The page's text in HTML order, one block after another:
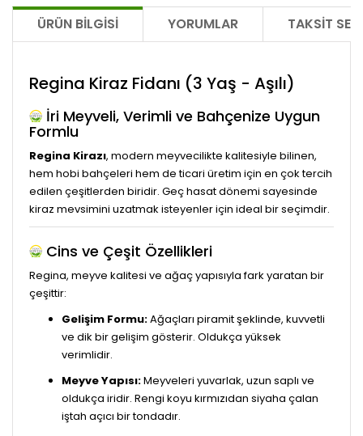
ÜRÜN BILGISI YORUMLAR TAKSIT
Regina Kiraz Fidanı (3 Yaş - Aşılı)
İri Meyveli, Verimli ve Bahçenize Uygun
Formlu
Regina Kirazı, modern meyvecilikte kalitesiyle bilinen,
hem hobi bahçeleri hem de ticari üretim için en çok tercih
edilen çeşitlerden biridir. Geç hasat dönemi sayesinde
kiraz mevsimini uzatmak isteyenler için ideal bir seçimdir.
Cins ve Çeşit Özellikleri
Regina, meyve kalitesi ve ağaç yapısıyla fark yaratan bir
çeşittir:
Gelişim Formu:Ağaçları piramit şeklinde, kuvvetli
ve dik bir gelişim gösterir. Oldukça yüksek
verimlidir.
Meyve Yapısı:Meyveleri yuvarlak, uzun saplı ve
oldukça iridir. Rengi koyu kırmızıdan siyaha çalan
iştah açıcı bir tondadır.